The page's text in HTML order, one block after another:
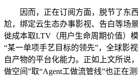
因而，正在订阅方面，脱节了东西
尬，绑定云生态办事影视、告白等场
徙成本取LTV（用户生命周期价值）
“某一单项手艺目标的领先”，全球影
自产物的平台化能力。正如上文所说
做空间”取“Agent工做流管线”也正在